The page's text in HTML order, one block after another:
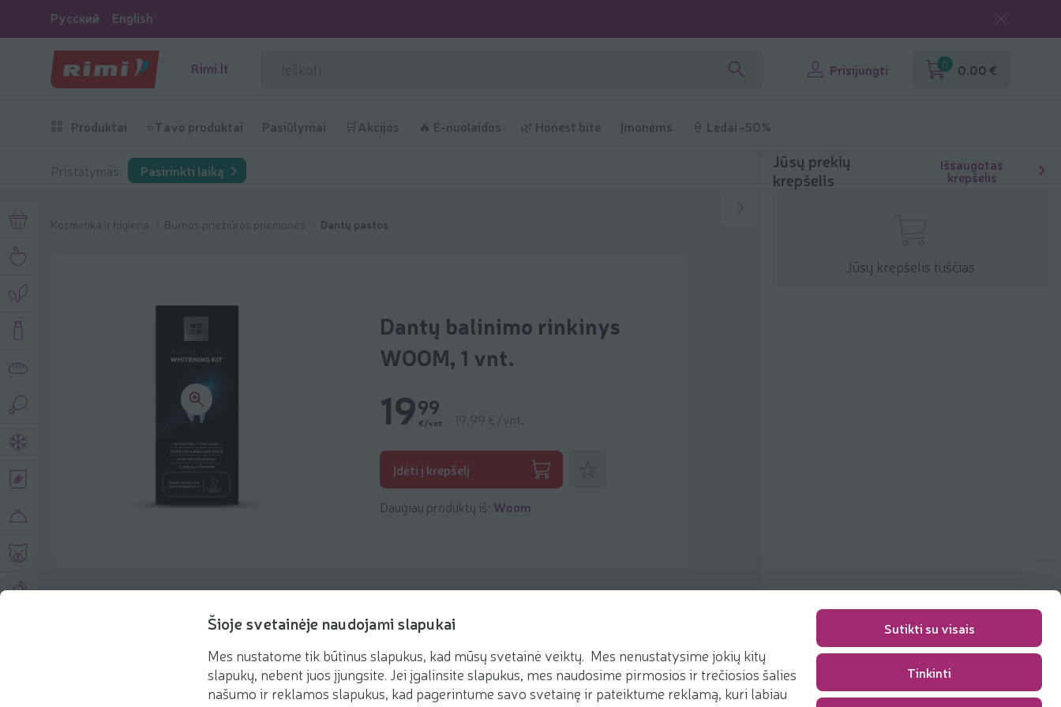
Šioje svetainėje naudojami slapukai
Mes nustatome tik būtinus slapukus, kad mūsų svetainė veiktų. Mes nenustatysime jokių kitų
slapukų, nebent juos įjungsite. Jei įgalinsite slapukus, mes naudosime pirmosios ir trečiosios šalies
našumo ir reklamos slapukus, kad pagerintume savo svetainę ir pateiktume reklamą, kuri labiau
Sutikti su visais
Tinkinti
Русский English
Rimi.lt Prisijungti 0 0,00 €
Produktai ⭐Tavo produktai Pasiūlymai 🛒Akcijos 🔥 E-nuolaidos 🌿 Honest bite Įmonėms 🍦 Ledai -50%
Pristatymas: Pasirinkti laiką
Kosmetika ir higiena Burnos priežiūros priemonės Dantų pastos
Dantų balinimo rinkinys
WOOM, 1 vnt.
1999
€/vnt. 19,99 €/vnt.
Įdėti į krepšelį
Daugiau produktų iš: Woom
Produkto aprašymas
Rekomenduojame
Jūsų prekių
krepšelis
Išsaugotas
krepšelis
Jūsų krepšelis tuščias
Pakavimo mokestis 0,00 €